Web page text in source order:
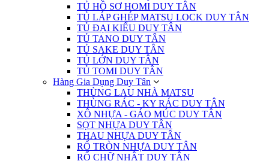
TỦ HỒ SƠ HOMI DUY TÂN
TỦ LÁP GHÉP MATSU LOCK DUY TÂN
TỦ ĐẠI KIỂU DUY TÂN
TỦ TANO DUY TÂN
TỦ SAKE DUY TÂN
TỦ LỚN DUY TÂN
TỦ TOMI DUY TÂN
Hàng Gia Dụng Duy Tân
THÙNG LAU NHÀ MATSU
THÙNG RÁC - KY RÁC DUY TÂN
XÔ NHỰA - GÁO MÚC DUY TÂN
SỌT NHỰA DUY TÂN
THAU NHỰA DUY TÂN
RỔ TRÒN NHỰA DUY TÂN
RỔ CHỮ NHẬT DUY TÂN